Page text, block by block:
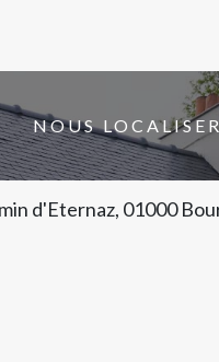
NOUS
d'Eternaz, 01000